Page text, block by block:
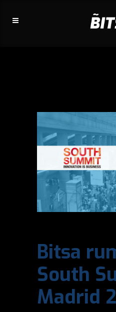
Bitsa
South
Madrid